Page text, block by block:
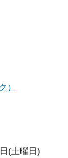
）
(土曜日)